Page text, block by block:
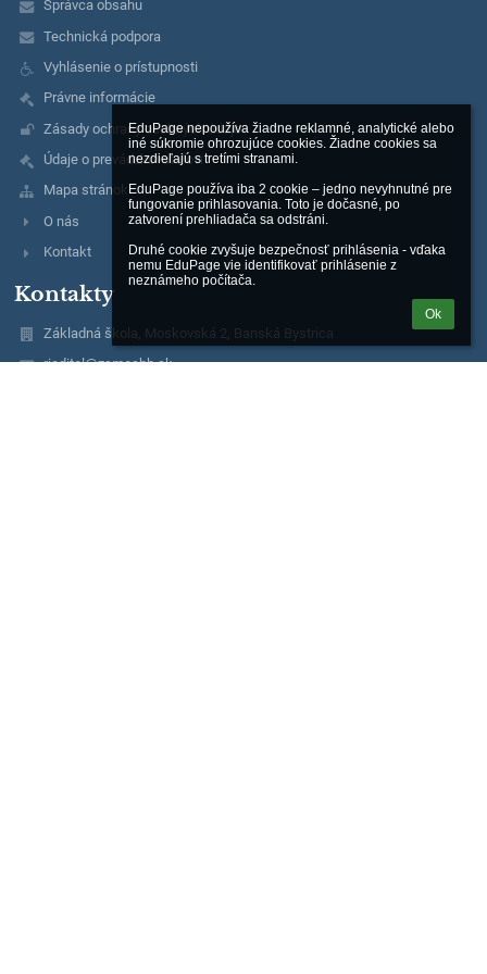
EduPage nepoužíva žiadne reklamné, analytické alebo
iné súkromie ohrozujúce cookies. Žiadne cookies sa
nezdieľajú s tretími stranami.
EduPage používa iba 2 cookie – jedno nevyhnutné pre
fungovanie prihlasovania. Toto je dočasné, po
zatvorení prehliadača sa odstráni.
Druhé cookie zvyšuje bezpečnosť prihlásenia - vďaka
nemu EduPage vie identifikovať prihlásenie z
neznámeho počítača.
Ok
Správca obsahu
Technická podpora
Vyhlásenie o prístupnosti
Právne informácie
Zásady ochrany osobných údajov
Údaje o prevádzkovateľovi
Mapa stránok
O nás
Kontakt
Kontakty
Základná škola, Moskovská 2, Banská Bystrica
riaditel@zsmosbb.sk